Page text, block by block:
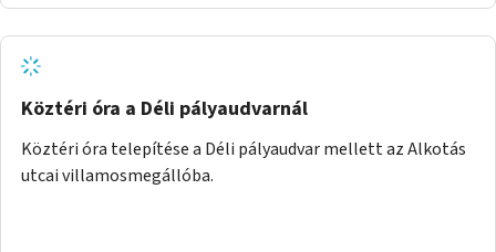
Köztéri óra a Déli pályaudvarnál
Köztéri óra telepítése a Déli pályaudvar mellett az Alkotás
utcai villamosmegállóba.